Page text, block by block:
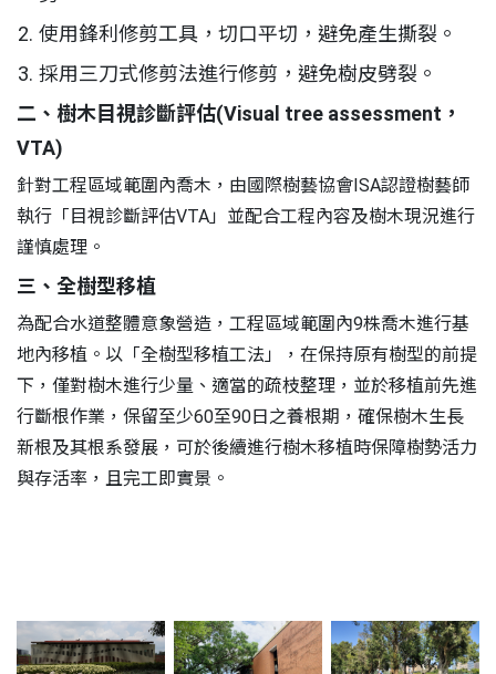
使用鋒利修剪工具，切口平切，避免產生撕裂。
採用三刀式修剪法進行修剪，避免樹皮劈裂。
二、樹木目視診斷評估(Visual tree assessment，
VTA)
針對工程區域範圍內喬木，由國際樹藝協會ISA認證樹藝師
執行「目視診斷評估VTA」並配合工程內容及樹木現況進行
謹慎處理。
三、全樹型移植
為配合水道整體意象營造，工程區域範圍內9株喬木進行基
地內移植。以「全樹型移植工法」，在保持原有樹型的前提
下，僅對樹木進行少量、適當的疏枝整理，並於移植前先進
行斷根作業，保留至少60至90日之養根期，確保樹木生長
新根及其根系發展，可於後續進行樹木移植時保障樹勢活力
與存活率，且完工即實景。